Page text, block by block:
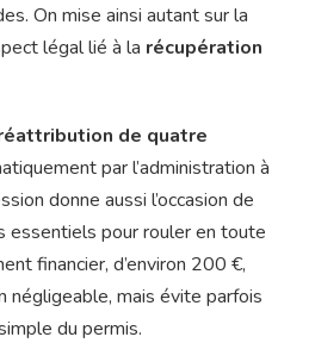
On mise ainsi autant sur la
légal lié à la récupération
de quatre
par l’administration à
donne aussi l’occasion de
essentiels pour rouler en toute
financier, d’environ 200 €,
négligeable, mais évite parfois
du permis.